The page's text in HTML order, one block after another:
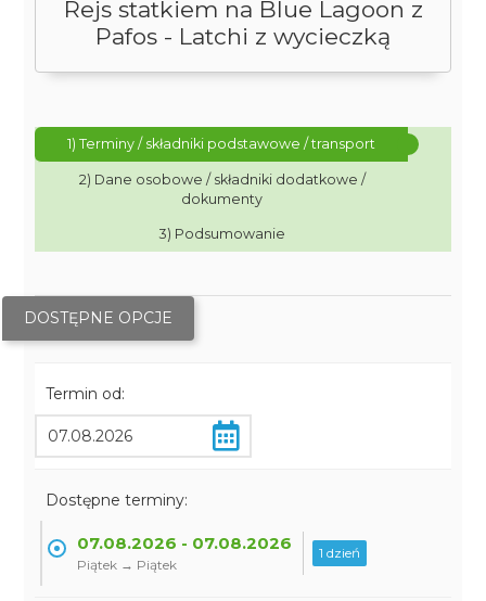
Rejs statkiem na Blue Lagoon z
Pafos - Latchi z wycieczką
1) Terminy / składniki podstawowe / transport
2) Dane osobowe / składniki dodatkowe /
dokumenty
3) Podsumowanie
DOSTĘPNE OPCJE
Termin od:
Dostępne terminy:
07.08.2026 - 07.08.2026
Piątek → Piątek
1 dzień